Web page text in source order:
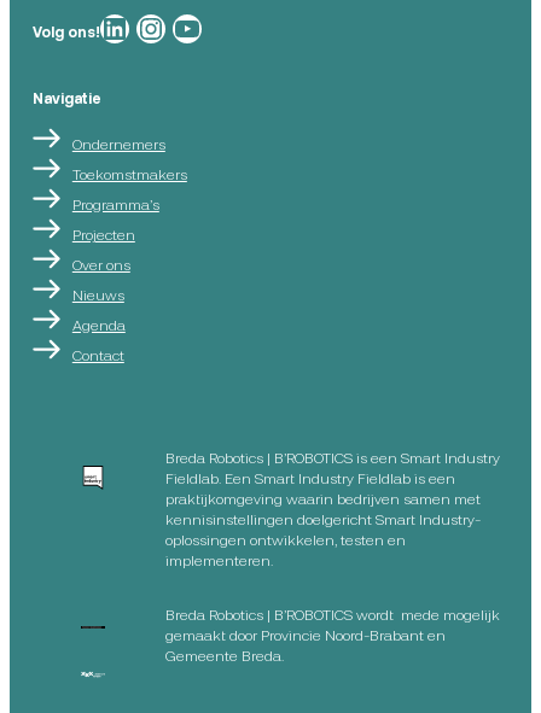
Volg ons!Breda Robotics op Breda Robotics op Instagram
Breda Robotics op
Navigatie
Ondernemers
Toekomstmakers
Programma’s
Projecten
Over ons
Nieuws
Agenda
Contact
Breda Robotics | B’ROBOTICS is een Smart Industry
Fieldlab. Een Smart Industry Fieldlab is een
praktijkomgeving waarin bedrijven samen met
kennisinstellingen doelgericht Smart Industry-
oplossingen ontwikkelen, testen en
implementeren.
Breda Robotics | B’ROBOTICS wordt mede mogelijk
gemaakt door Provincie Noord-Brabant en
Gemeente Breda.